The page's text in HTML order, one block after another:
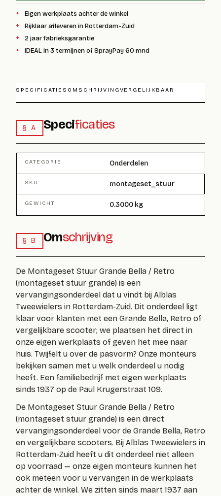
Eigen werkplaats achter de winkel
Rijklaar afleveren in Rotterdam-Zuid
2 jaar fabrieksgarantie
iDEAL in 3 termijnen of SprayPay 60 mnd
SPECIFICATIES OMSCHRIJVINGVERGELIJKBAAR
§ A Specificaties
CATEGORIE Onderdelen
SKU montageset_stuur
GEWICHT 0.3000 kg
§ B Omschrijving
De Montageset Stuur Grande Bella / Retro
(montageset stuur grande) is een
vervangingsonderdeel dat u vindt bij Alblas
Tweewielers in Rotterdam-Zuid. Dit onderdeel ligt
klaar voor klanten met een Grande Bella, Retro of
vergelijkbare scooter; we plaatsen het direct in
onze eigen werkplaats of geven het mee naar
huis. Twijfelt u over de pasvorm? Onze monteurs
bekijken samen met u welk onderdeel u nodig
heeft. Een familiebedrijf met eigen werkplaats
sinds 1937 op de Paul Krugerstraat 109.
De Montageset Stuur Grande Bella / Retro
(montageset stuur grande) is een direct
vervangingsonderdeel voor de Grande Bella, Retro
en vergelijkbare scooters. Bij Alblas Tweewielers in
Rotterdam-Zuid heeft u dit onderdeel niet alleen
op voorraad — onze eigen monteurs kunnen het
ook meteen voor u vervangen in de werkplaats
achter de winkel. We zitten sinds maart 1937 aan